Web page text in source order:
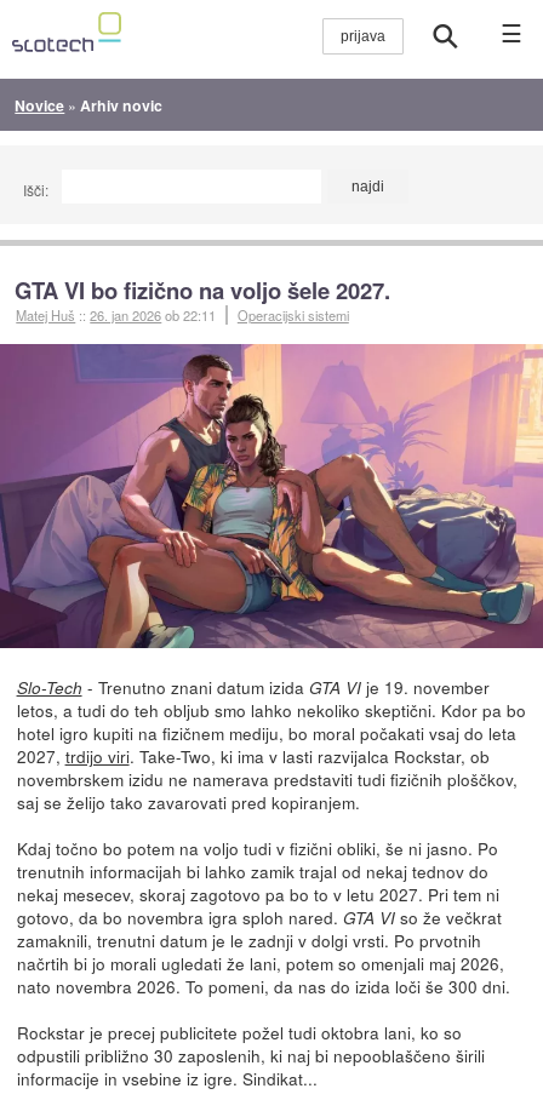
☰
Novice » Arhiv novic
Išči:
GTA VI bo fizično na voljo šele 2027.
Matej Huš ::26. jan 2026ob 22:11 Operacijski sistemi
Slo-Tech - Trenutno znani datum izida GTA VIje 19. november
letos, a tudi do teh obljub smo lahko nekoliko skeptični. Kdor pa bo
hotel igro kupiti na fizičnem mediju, bo moral počakati vsaj do leta
2027, trdijo viri. Take-Two, ki ima v lasti razvijalca Rockstar, ob
novembrskem izidu ne namerava predstaviti tudi fizičnih ploščkov,
saj se želijo tako zavarovati pred kopiranjem.
Kdaj točno bo potem na voljo tudi v fizični obliki, še ni jasno. Po
trenutnih informacijah bi lahko zamik trajal od nekaj tednov do
nekaj mesecev, skoraj zagotovo pa bo to v letu 2027. Pri tem ni
gotovo, da bo novembra igra sploh nared. GTA VIso že večkrat
zamaknili, trenutni datum je le zadnji v dolgi vrsti. Po prvotnih
načrtih bi jo morali ugledati že lani, potem so omenjali maj 2026,
nato novembra 2026. To pomeni, da nas do izida loči še 300 dni.
Rockstar je precej publicitete požel tudi oktobra lani, ko so
odpustili približno 30 zaposlenih, ki naj bi nepooblaščeno širili
informacije in vsebine iz igre. Sindikat...